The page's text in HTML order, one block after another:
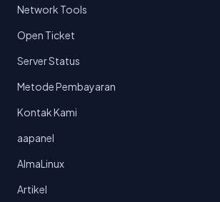
Network Tools
Open Ticket
Server Status
Metode Pembayaran
Kontak Kami
aapanel
AlmaLinux
Artikel